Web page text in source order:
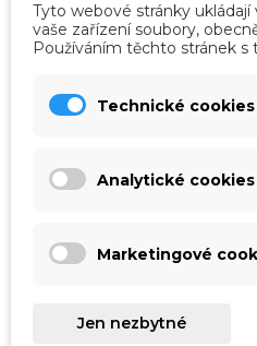
Prohlédnout
Tyto webové stránky ukládají
vaše zařízení soubory,
Používáním těchto stránek s
Technické cookies
Analytické cookies
Marketingové
Jen nezbytné